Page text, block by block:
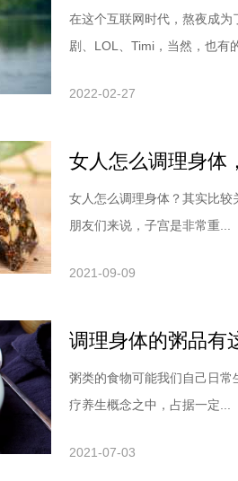
在这个互联网时代，熬夜成
剧、LOL、Timi，当然，也有
2022-02-27
女人怎么调理身体
女人怎么调理身体？其实比
朋友们来说，子宫是非常重...
2021-09-09
调理身体的粥品有
粥类的食物可能我们自己日
疗养生概念之中，占据一定...
2021-07-03